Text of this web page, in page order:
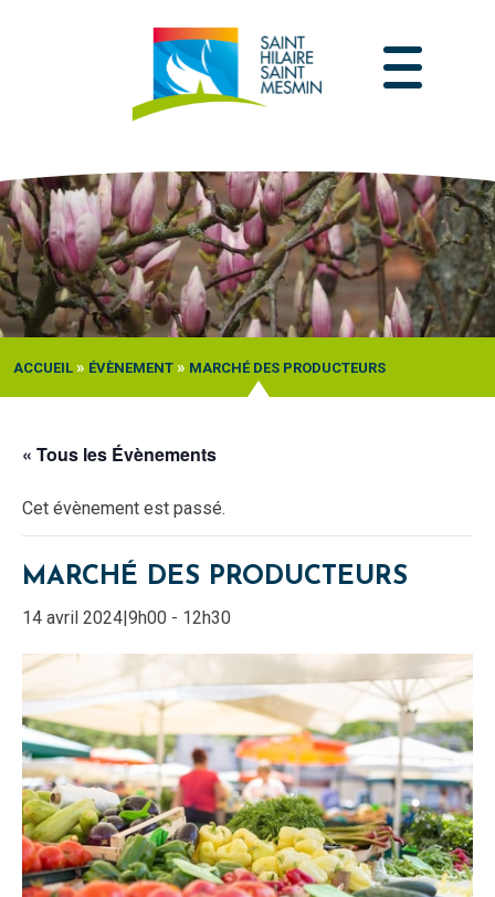
ACCUEIL » ÉVÈNEMENT » MARCHÉ DES PRODUCTEURS
« Tous les Évènements
Cet évènement est passé.
MARCHÉ DES PRODUCTEURS
14 avril 2024|9h00 - 12h30